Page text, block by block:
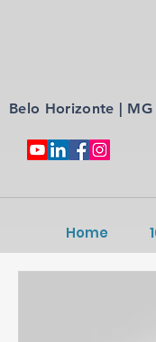
Belo Horizonte | MG
Home